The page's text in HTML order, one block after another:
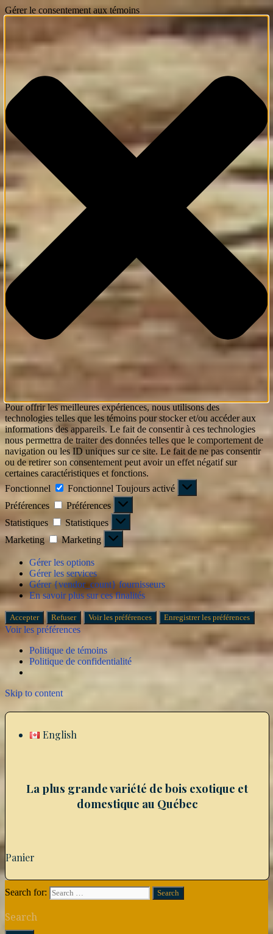
Gérer le consentement aux témoins
Pour offrir les meilleures expériences, nous utilisons des
technologies telles que les témoins pour stocker et/ou accéder aux
informations des appareils. Le fait de consentir à ces technologies
nous permettra de traiter des données telles que le comportement de
navigation ou les ID uniques sur ce site. Le fait de ne pas consentir
ou de retirer son consentement peut avoir un effet négatif sur
certaines caractéristiques et fonctions.
Fonctionnel
Fonctionnel Toujours activé
Préférences
Préférences
Statistiques
Statistiques
Marketing
Marketing
Gérer les options
Gérer les services
Gérer {vendor_count} fournisseurs
En savoir plus sur ces finalités
Accepter Refuser Voir les préférences Enregistrer les préférences
Voir les préférences
Politique de témoins
Politique de confidentialité
Skip to content
English
La plus grande variété de bois exotique et
domestique au Québec
Panier
Search for:
Search